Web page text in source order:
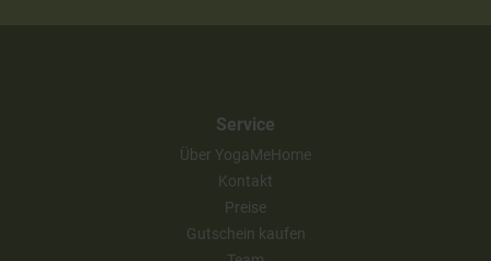
Service
Über YogaMeHome
Kontakt
Preise
Gutschein kaufen